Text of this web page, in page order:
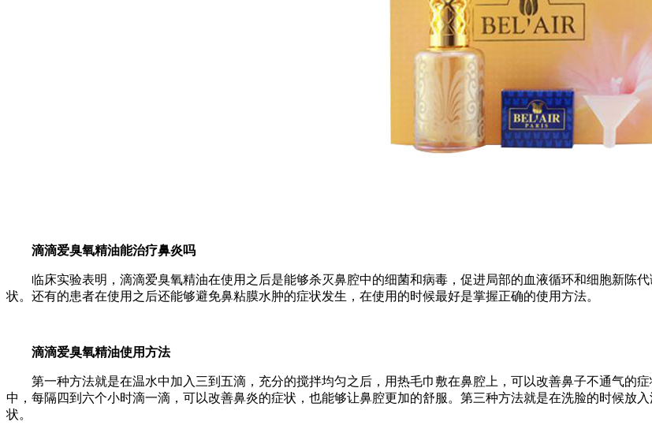
滴滴爱臭氧精油能治疗鼻炎吗
临床实验表明，滴滴爱臭氧精油在使用之后是能够杀灭鼻腔中的细菌和病毒，促进局部的血液循环和细胞新陈
状。还有的患者在使用之后还能够避免鼻粘膜水肿的症状发生，在使用的时候最好是掌握正确的使用方法。
滴滴爱臭氧精油使用方法
第一种方法就是在温水中加入三到五滴，充分的搅拌均匀之后，用热毛巾敷在鼻腔上，可以改善鼻子不通气的
中，每隔四到六个小时滴一滴，可以改善鼻炎的症状，也能够让鼻腔更加的舒服。第三种方法就是在洗脸的时候放
状。